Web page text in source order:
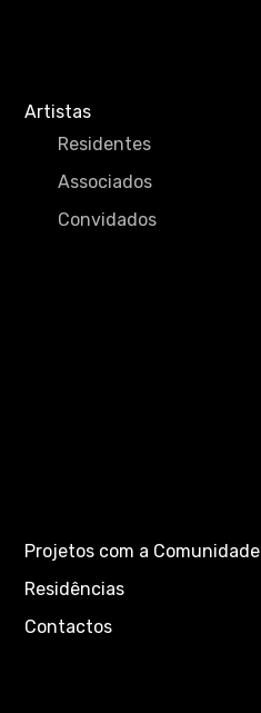
Artistas
Residentes
Associados
Convidados
Projetos com a Comunidade
Residências
Contactos